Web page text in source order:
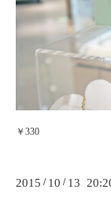
￥330
2015 / 10 / 13